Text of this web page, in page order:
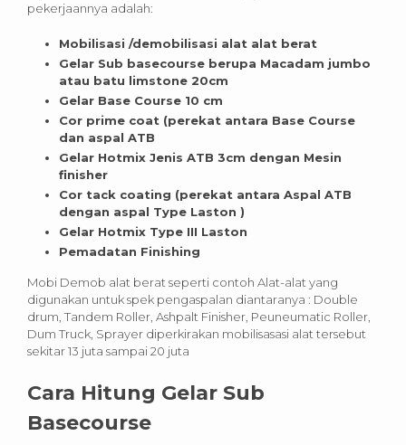
pekerjaannya adalah:
Mobilisasi /demobilisasi alat alat berat
Gelar Sub basecourse berupa Macadam jumbo
atau batu limstone 20cm
Gelar Base Course 10 cm
Cor prime coat (perekat antara Base Course
dan aspal ATB
Gelar Hotmix Jenis ATB 3cm dengan Mesin
finisher
Cor tack coating (perekat antara Aspal ATB
dengan aspal Type Laston )
Gelar Hotmix Type III Laston
Pemadatan Finishing
Mobi Demob alat berat seperti contoh Alat-alat yang
digunakan untuk spek pengaspalan diantaranya : Double
drum, Tandem Roller, Ashpalt Finisher, Peuneumatic Roller,
Dum Truck, Sprayer diperkirakan mobilisasasi alat tersebut
sekitar 13 juta sampai 20 juta
Cara Hitung Gelar Sub
Basecourse